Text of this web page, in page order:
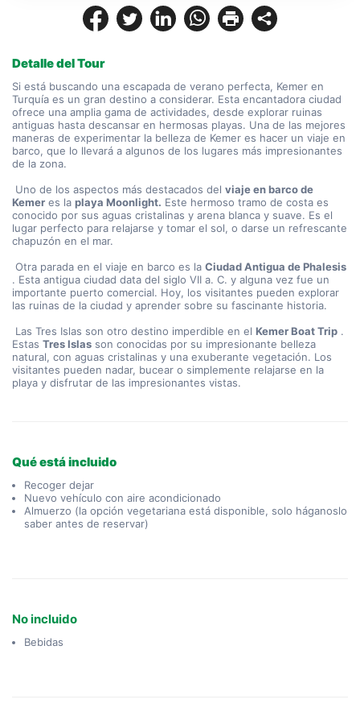
Detalle del Tour
Si está buscando una escapada de verano perfecta, Kemer en
Turquía es un gran destino a considerar. Esta encantadora ciudad
ofrece una amplia gama de actividades, desde explorar ruinas
antiguas hasta descansar en hermosas playas. Una de las mejores
maneras de experimentar la belleza de Kemer es hacer un viaje en
barco, que lo llevará a algunos de los lugares más impresionantes
de la zona.
Uno de los aspectos más destacados del viaje en barco de
Kemer es la playa Moonlight. Este hermoso tramo de costa es
conocido por sus aguas cristalinas y arena blanca y suave. Es el
lugar perfecto para relajarse y tomar el sol, o darse un refrescante
chapuzón en el mar.
Otra parada en el viaje en barco es la Ciudad Antigua de Phalesis
. Esta antigua ciudad data del siglo VII a. C. y alguna vez fue un
importante puerto comercial. Hoy, los visitantes pueden explorar
las ruinas de la ciudad y aprender sobre su fascinante historia.
Las Tres Islas son otro destino imperdible en el Kemer Boat Trip .
Estas Tres Islas son conocidas por su impresionante belleza
natural, con aguas cristalinas y una exuberante vegetación. Los
visitantes pueden nadar, bucear o simplemente relajarse en la
playa y disfrutar de las impresionantes vistas.
Qué está incluido
Recoger dejar
Nuevo vehículo con aire acondicionado
Almuerzo (la opción vegetariana está disponible, solo háganoslo
saber antes de reservar)
No incluido
Bebidas